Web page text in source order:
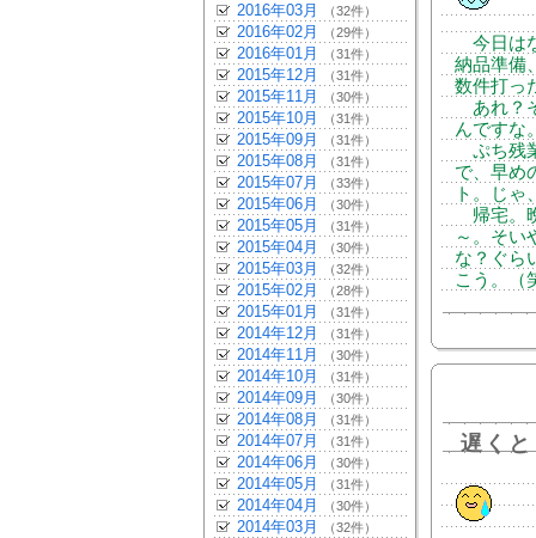
2016年03月 （32件）
2016年02月 （29件）
2016年01月 （31件）
2015年12月 （31件）
2015年11月 （30件）
2015年10月 （31件）
2015年09月 （31件）
2015年08月 （31件）
2015年07月 （33件）
2015年06月 （30件）
2015年05月 （31件）
2015年04月 （30件）
2015年03月 （32件）
2015年02月 （28件）
2015年01月 （31件）
2014年12月 （31件）
2014年11月 （30件）
2014年10月 （31件）
2014年09月 （30件）
2014年08月 （31件）
2014年07月 （31件）
2014年06月 （30件）
2014年05月 （31件）
2014年04月 （30件）
2014年03月 （32件）
今日は
納品準備
数件打っ
あれ？
んですな
ぷち残
で、早め
ト。じゃ
帰宅。
～。そい
な？ぐら
こう。（
遅く